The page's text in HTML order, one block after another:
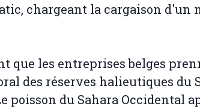
chargeant la cargaison d'un
que les entreprises belges
des réserves halieutiques du
poisson du Sahara Occidental